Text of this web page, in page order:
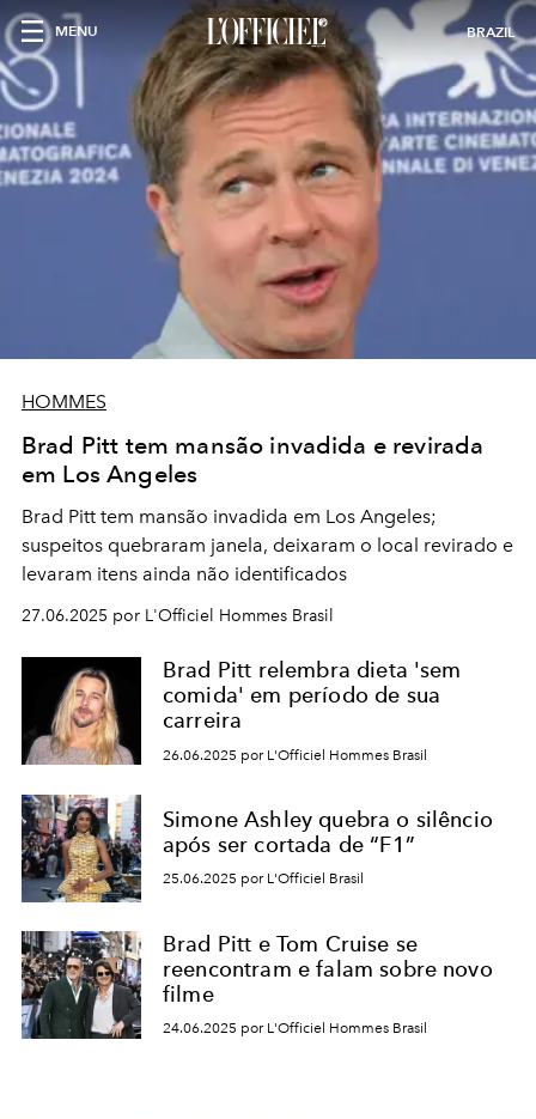
MENU BRAZIL
HOMMES
Brad Pitt tem mansão invadida e revirada
em Los Angeles
Brad Pitt tem mansão invadida em Los Angeles;
suspeitos quebraram janela, deixaram o local revirado e
levaram itens ainda não identificados
27.06.2025 por L'Officiel Hommes Brasil
Brad Pitt relembra dieta 'sem
comida' em período de sua
carreira
26.06.2025 por L'Officiel Hommes Brasil
Simone Ashley quebra o silêncio
após ser cortada de “F1”
25.06.2025 por L'Officiel Brasil
Brad Pitt e Tom Cruise se
reencontram e falam sobre novo
filme
24.06.2025 por L'Officiel Hommes Brasil